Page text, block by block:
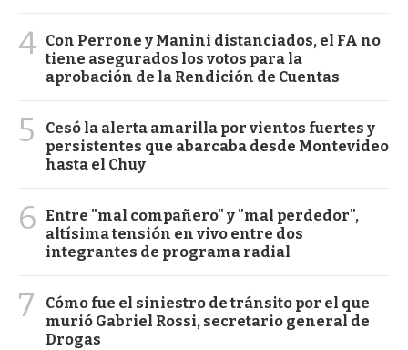
4 Con Perrone y Manini distanciados, el FA no
tiene asegurados los votos para la
aprobación de la Rendición de Cuentas
5
Cesó la alerta amarilla por vientos fuertes y
persistentes que abarcaba desde Montevideo
hasta el Chuy
6
Entre "mal compañero" y "mal perdedor",
altísima tensión en vivo entre dos
integrantes de programa radial
7
Cómo fue el siniestro de tránsito por el que
murió Gabriel Rossi, secretario general de
Drogas